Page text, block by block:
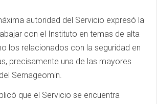
autoridad del Servicio expresó la
con el Instituto en temas de alta
los relacionados con la seguridad en
precisamente una de las mayores
Sernageomin.
que el Servicio se encuentra